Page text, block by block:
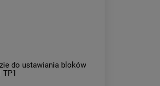
do ustawiania bloków
TP1